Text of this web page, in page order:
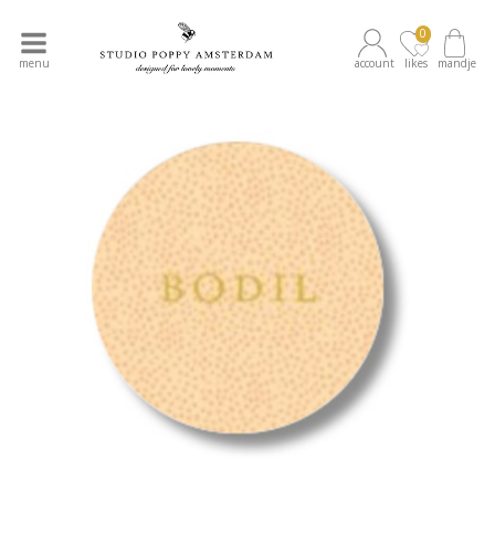
menu account likes
0
mandje